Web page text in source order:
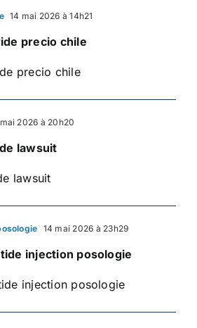
14 mai 2026 à 14h21
precio chile
precio chile
2026 à 20h20
lawsuit
lawsuit
14 mai 2026 à 23h29
injection posologie
injection posologie